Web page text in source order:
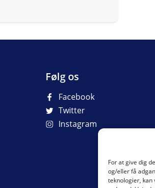
For at give dig
og/eller få
teknologier, kan
Følg os
Facebook
Twitter
Instagram